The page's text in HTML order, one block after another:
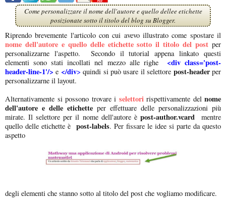
Come personalizzare il nome dell'autore e quello dellee etichette
posizionate sotto il titolo del blog su Blogger.
Riprendo brevemente l'articolo con cui avevo illustrato come spostare il
nome dell'autore e quello delle etichette sotto il titolo del post per
personalizzarne l'aspetto. Secondo il tutorial appena linkato questi
elementi sono stati incollati nel mezzo alle righe <div class='post-
header-line-1'/> e </div> quindi si può usare il selettore post-headerper
personalizzarne il layout.
Alternativamente si possono trovare i selettoririspettivamente del nome
dell'autore e delle etichette per effettuare delle personalizzazioni più
mirate. Il selettore per il nome dell'autore è post-author.vcardmentre
quello delle etichette è post-labels. Per fissare le idee si parte da questo
aspetto
degli elementi che stanno sotto al titolo del post che vogliamo modificare.